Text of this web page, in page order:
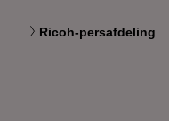
Ricoh-persafdeling